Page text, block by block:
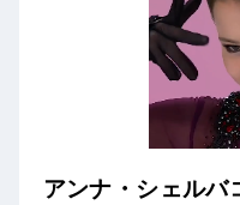
アンナ・シェル